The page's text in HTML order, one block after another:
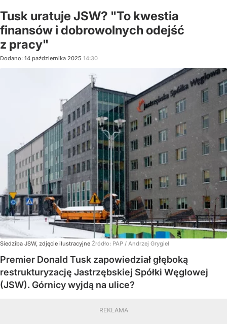
Tusk uratuje JSW? "To kwestia
finansów i dobrowolnych odejść
z pracy"
Dodano: 14 października 2025 14:30
Siedziba JSW, zdjęcie ilustracyjne Źródło: PAP / Andrzej Grygiel
Premier Donald Tusk zapowiedział głęboką
restrukturyzację Jastrzębskiej Spółki Węglowej
(JSW). Górnicy wyjdą na ulice?